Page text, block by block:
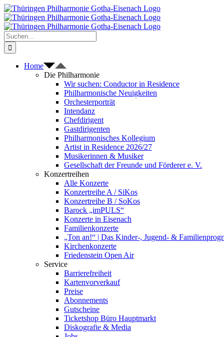
Zum
Inhalt
springen
Suche
nach:
Home
Die Philharmonie
Wir suchen: Conductor in Residence
Philharmonische Neuigkeiten
Orchesterporträt
Intendanz
Chefdirigent
Gastdirigenten
Philharmonisches Kollegium
Artist in Residence 2026/27
Musikerinnen & Musiker
Gesellschaft der Freunde und Förderer e. V.
Konzertreihen
Alle Konzerte
Konzertreihe A / SiKos
Konzertreihe B / SoKos
Barock „imPULS“
Konzerte in Eisenach
Familienkonzerte
„Ton an!“ | Das Kinder-, Jugend- &
Kirchenkonzerte
Friedenstein Open Air
Service
Barrierefreiheit
Kartenvorverkauf
Preise
Abonnements
Gutscheine
Ticketshop Büro Hauptmarkt
Diskografie & Media